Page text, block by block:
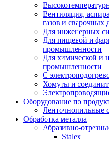
Вентиляция,
газов и сварочных
Для инженерных
Для пищевой и
промышленности
Для химической и
промышленности
С
Хомуты и
Оборудование по
Ленточнопильные
Обработка металла
Абразивно-
Stalex